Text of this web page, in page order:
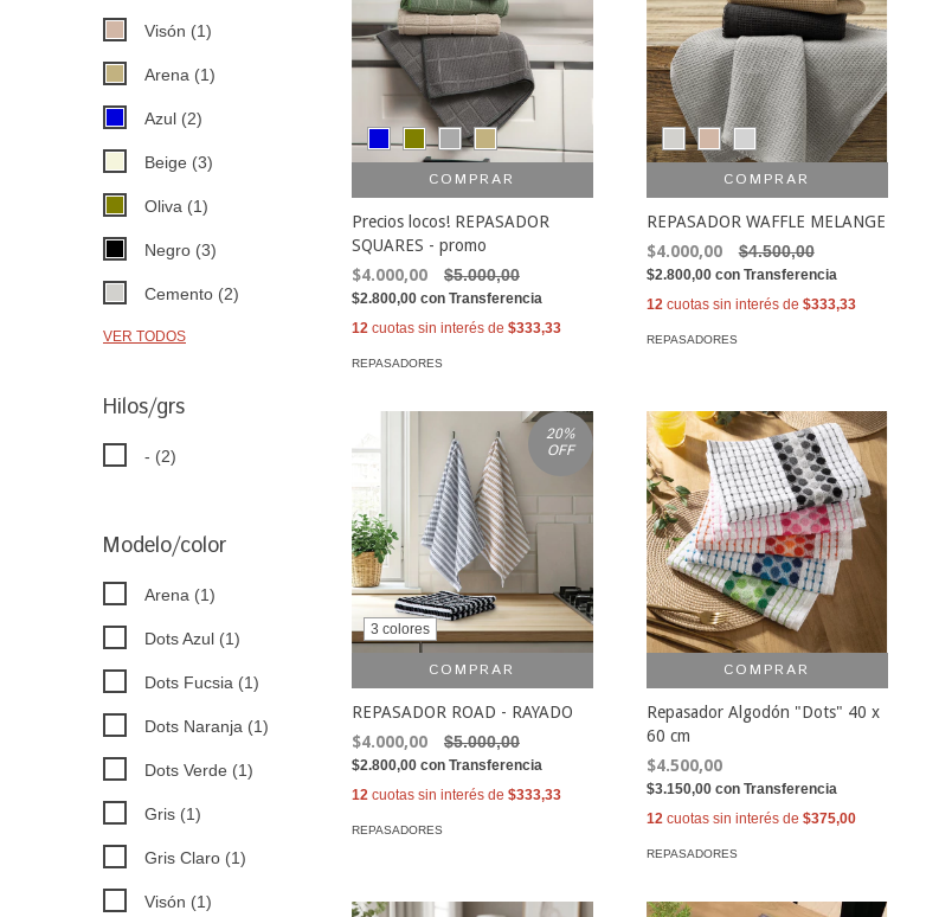
Visón (1)
Arena (1)
Azul (2)
Beige (3)
Oliva (1)
Negro (3)
Cemento (2)
VER TODOS
Hilos/grs
- (2)
Modelo/color
Arena (1)
Dots Azul (1)
Dots Fucsia (1)
Dots Naranja (1)
Dots Verde (1)
Gris (1)
Gris Claro (1)
Visón (1)
COMPRAR
Precios locos! REPASADOR
SQUARES - promo
$4.000,00
$5.000,00
$2.800,00 con Transferencia
12 cuotas sin interés de $333,33
REPASADORES
COMPRAR
REPASADOR WAFFLE MELANGE
$4.000,00
$4.500,00
$2.800,00 con Transferencia
12cuotas sin interés de $333,33
REPASADORES
20%
OFF
3 colores
COMPRAR
REPASADOR ROAD - RAYADO
$4.000,00
$5.000,00
$2.800,00 con Transferencia
12 cuotas sin interés de $333,33
REPASADORES
COMPRAR
Repasador Algodón "Dots" 40 x
60 cm
$4.500,00
$3.150,00 con Transferencia
12 cuotas sin interés de $375,00
REPASADORES